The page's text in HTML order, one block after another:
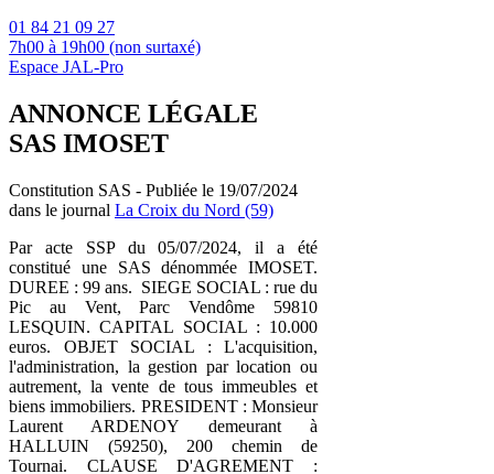
01 84 21 09 27
7h00 à 19h00 (non surtaxé)
Espace JAL-Pro
ANNONCE LÉGALE
SAS IMOSET
Constitution SAS - Publiée le 19/07/2024
dans le journal La Croix du Nord (59)
Par acte SSP du 05/07/2024, il a été
constitué une SAS dénommée IMOSET.
DUREE : 99 ans. SIEGE SOCIAL : rue du
Pic au Vent, Parc Vendôme 59810
LESQUIN. CAPITAL SOCIAL : 10.000
euros. OBJET SOCIAL : L'acquisition,
l'administration, la gestion par location ou
autrement, la vente de tous immeubles et
biens immobiliers. PRESIDENT : Monsieur
Laurent ARDENOY demeurant à
HALLUIN (59250), 200 chemin de
Tournai. CLAUSE D'AGREMENT :